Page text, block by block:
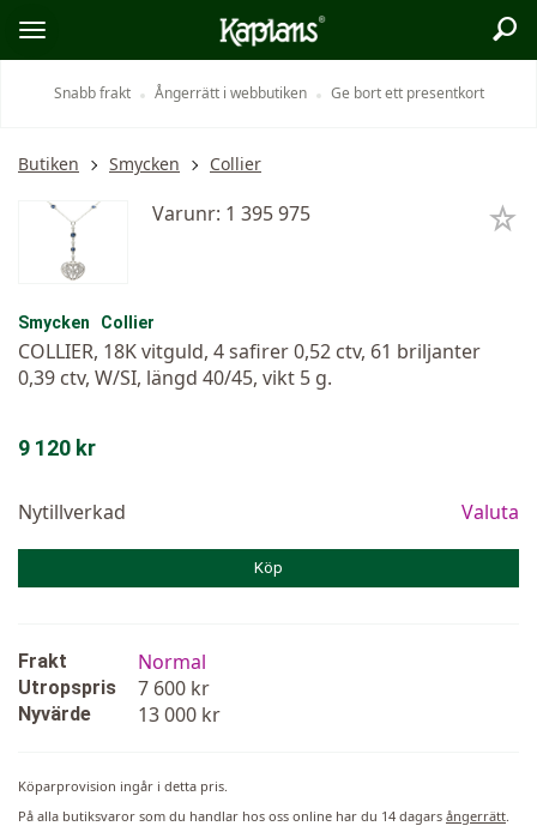
Logo Sök
Öppna/stäng
meny
Snabb frakt Ångerrätt i webbutiken Ge bort ett presentkort
Butiken Smycken Collier
Varunr: 1 395 975
Smycken Collier
COLLIER, 18K vitguld, 4 safirer 0,52 ctv, 61 briljanter
0,39 ctv, W/SI, längd 40/45, vikt 5 g.
9 120 kr
Nytillverkad Valuta
Köp
Frakt Normal
Utropspris 7 600 kr
Nyvärde 13 000 kr
Köparprovision ingår i detta pris.
På alla butiksvaror som du handlar hos oss online har du 14 dagars ångerrätt